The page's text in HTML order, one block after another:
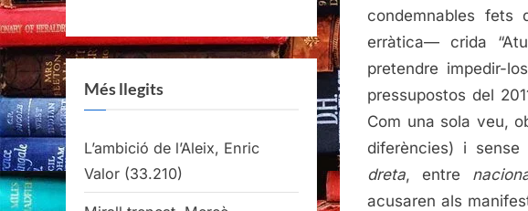
condemnables
erràtica— crida
pretendre impedir-
pressupostos del
Com una sola veu,
diferències) i
dreta, entre
acusaren als
Més llegits
L’ambició de l’Aleix, Enric
Valor (33.210)